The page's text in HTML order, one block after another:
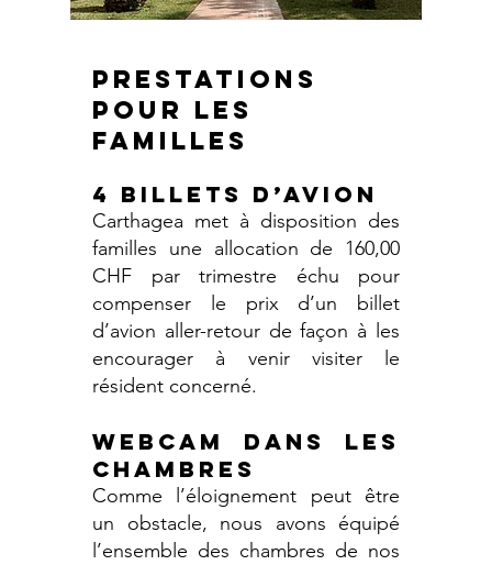
PRESTATIONs
pour les
familles
4 BILLETS D’AVION
Carthagea met à disposition des
familles une allocation de 160,00
CHF par trimestre échu pour
compenser le prix d’un billet
d’avion aller-retour de façon à les
encourager à venir visiter le
résident concerné.
WEBCAM DANS LES
CHAMBRES
Comme l’éloignement peut être
un obstacle, nous avons équipé
l’ensemble des chambres de nos